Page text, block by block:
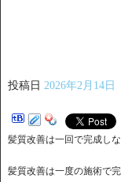
投稿日 2026年2月14日